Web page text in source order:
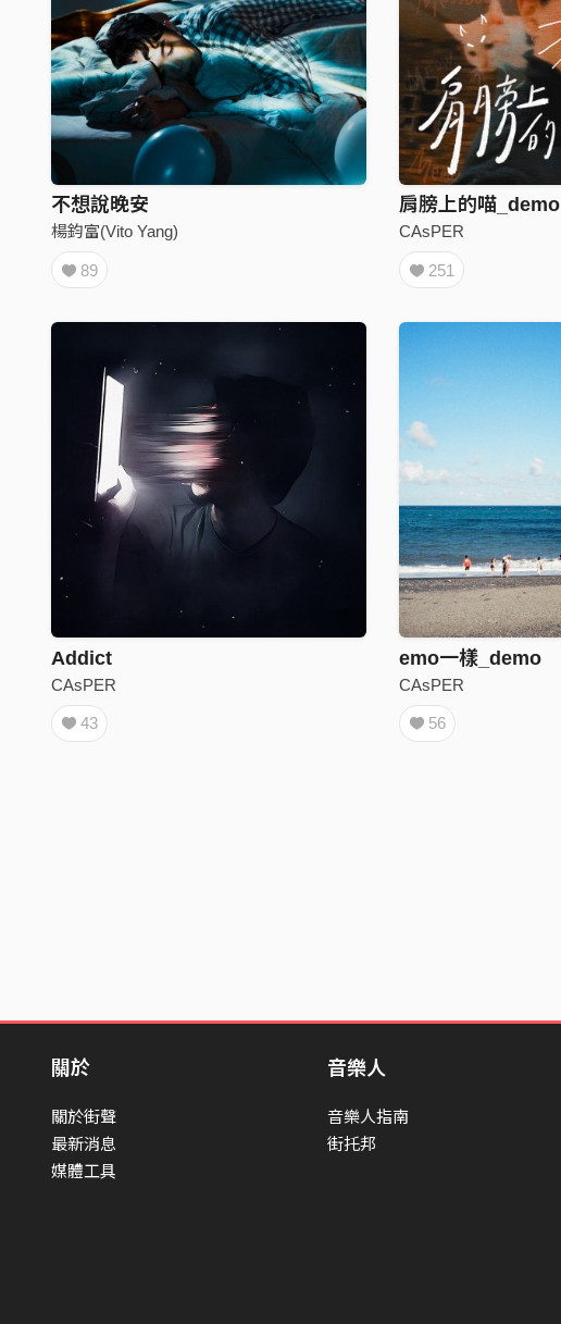
不想說晚安
楊鈞富(Vito Yang)
89
肩膀上的喵_demo
CAsPER
251
Addict
CAsPER
43
emo一樣_demo
CAsPER
56
關於
關於街聲
最新消息
媒體工具
音樂人
音樂人指南
街托邦